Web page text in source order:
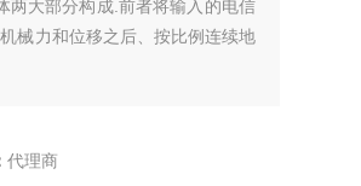
两大部分构成.前者将输入的电信
械力和位移之后、按比例连续地
代理商